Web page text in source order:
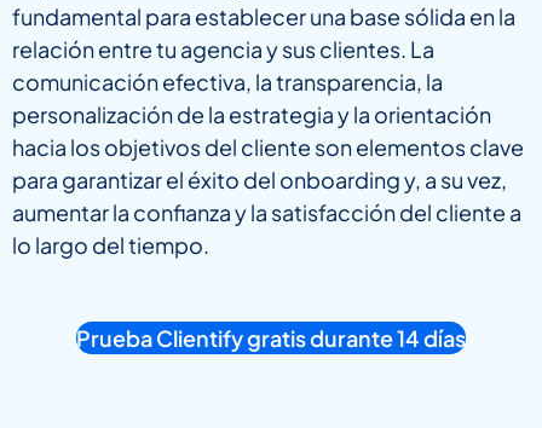
fundamental para establecer una base sólida en la
relación entre tu agencia y sus clientes. La
comunicación efectiva, la transparencia, la
personalización de la estrategia y la orientación
hacia los objetivos del cliente son elementos clave
para garantizar el éxito del onboarding y, a su vez,
aumentar la confianza y la satisfacción del cliente a
lo largo del tiempo.
Prueba Clientify gratis durante 14 días